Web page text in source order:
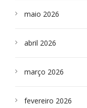
maio 2026
abril 2026
março 2026
fevereiro 2026